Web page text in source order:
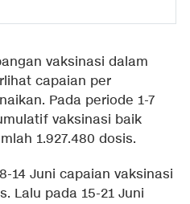
vaksinasi dalam
capaian per
Pada periode 1-7
vaksinasi baik
1.927.480 dosis.
14 Juni capaian vaksinasi
Lalu pada 15-21 Juni